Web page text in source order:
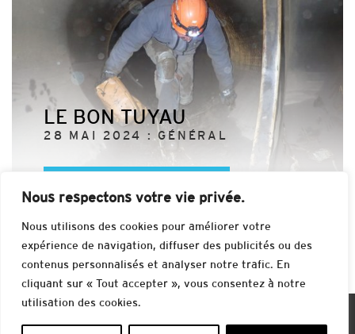
Nous respectons votre vie privée.
Nous utilisons des cookies pour améliorer votre
expérience de navigation, diffuser des publicités ou des
contenus personnalisés et analyser notre trafic. En
cliquant sur « Tout accepter », vous consentez à notre
utilisation des cookies.
LE BON TUYAU
28 MAI 2024 : GÉNÉRAL